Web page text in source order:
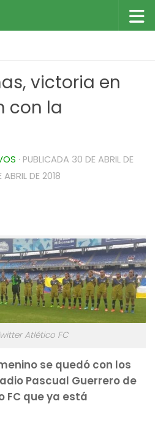
victoria en
con la
· PUBLICADA 30 DE ABRIL DE
ABRIL DE 2018
Atlético FC
se quedó con los
Pascual Guerrero de
FC que ya está